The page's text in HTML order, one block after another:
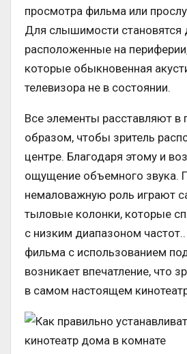
просмотра фильма или
Для слышимости становятся
расположенные на
которые обыкновенная
телевизора не в состоянии.
Все элементы расставляют
образом, чтобы зритель
центре. Благодаря этому и
ощущение объемного звука.
немаловажную роль играют
тыловые колонки, которые
с низким диапазоном
фильма с использованием
возникает впечатление, что
в самом настоящем